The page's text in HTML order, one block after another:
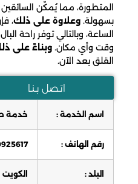
المتطورة، مما يُمكّن
بسهولة. وعلاوة على ذلك،
الساعة، وبالتالي توفر راحة
وقت وأي مكان. وبناءً على
القلق بعد الآن.
اتـصل بـنـا
اسم الخدمة : خدمة
رقم الهاتف :
البلد : الكويت